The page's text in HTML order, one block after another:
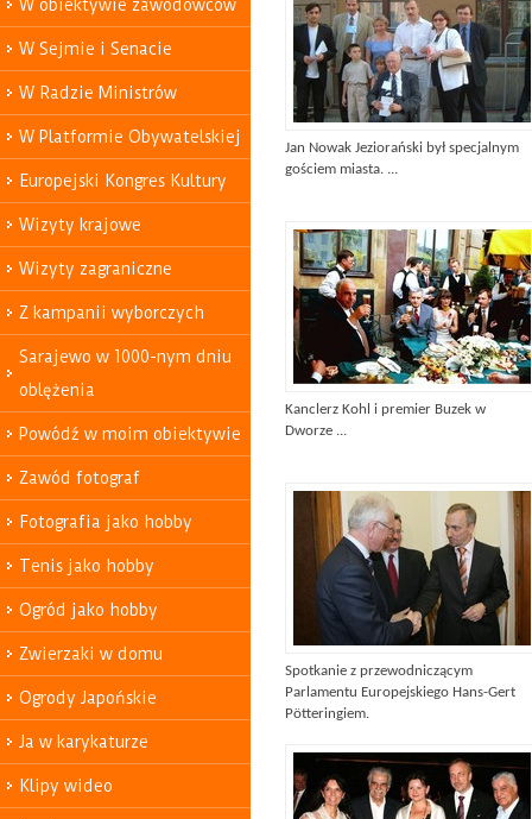
W obiektywie zawodowców
W Sejmie i Senacie
W Radzie Ministrów
W Platformie Obywatelskiej
Europejski Kongres Kultury
Wizyty krajowe
Wizyty zagraniczne
Z kampanii wyborczych
Sarajewo w 1000-nym dniu
oblężenia
Powódź w moim obiektywie
Zawód fotograf
Fotografia jako hobby
Tenis jako hobby
Ogród jako hobby
Zwierzaki w domu
Ogrody Japońskie
Ja w karykaturze
Klipy wideo
Jan Nowak Jeziorański był specjalnym
gościem miasta. ...
Kanclerz Kohl i premier Buzek w
Dworze ...
Spotkanie z przewodniczącym
Parlamentu Europejskiego Hans-Gert
Pötteringiem.